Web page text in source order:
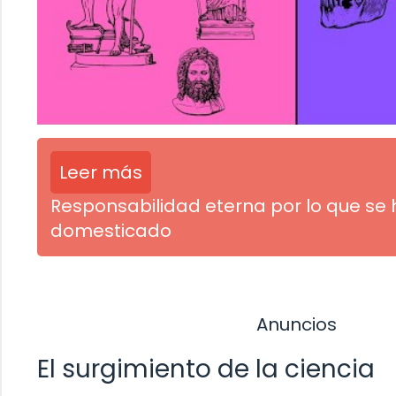
Leer más
Responsabilidad eterna por lo que se
domesticado
Anuncios
El surgimiento de la ciencia